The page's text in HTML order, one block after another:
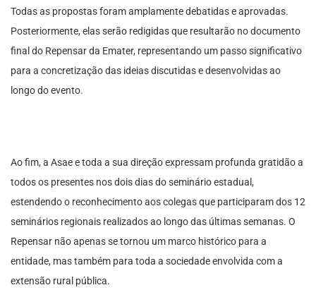
Todas as propostas foram amplamente debatidas e aprovadas.
Posteriormente, elas serão redigidas que resultarão no documento
final do Repensar da Emater, representando um passo significativo
para a concretização das ideias discutidas e desenvolvidas ao
longo do evento.
Ao fim, a Asae e toda a sua direção expressam profunda gratidão a
todos os presentes nos dois dias do seminário estadual,
estendendo o reconhecimento aos colegas que participaram dos 12
seminários regionais realizados ao longo das últimas semanas. O
Repensar não apenas se tornou um marco histórico para a
entidade, mas também para toda a sociedade envolvida com a
extensão rural pública.